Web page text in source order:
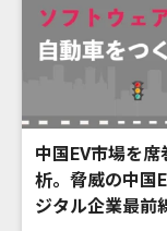
中国EV市場を
析。脅威の中国
ジタル企業最前